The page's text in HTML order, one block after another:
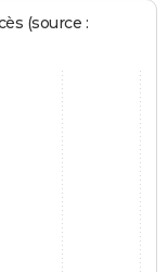
(source :